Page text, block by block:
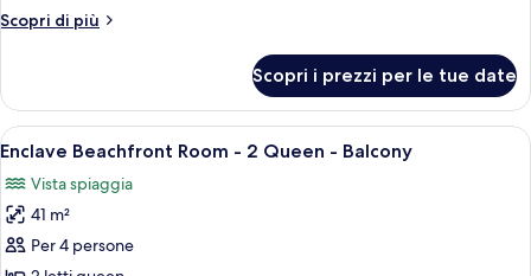
letti
vista
oceano
Scopri di più
Altri
Deluxe,
letti
balcone,
vista
Scopri i prezzi per le tue date
Apri
tutte
le
foto
per
Una moderna camera d'albergo con
5
Enclave Beachfront Room - 2 Queen - Balcony
Vista spiaggia
41 m²
Per 4 persone